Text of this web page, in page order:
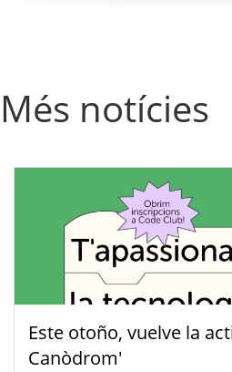
Més notícies
Este otoño, vuelve la
Canòdrom'